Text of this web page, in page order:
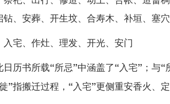
钻、安葬、开生坟、合寿木、补垣、塞穴
入宅、作灶、理发、开光、安门
日历书所载“所忌”中涵盖了“入宅”；与
”指搬迁过程，“入宅”更侧重安香火、